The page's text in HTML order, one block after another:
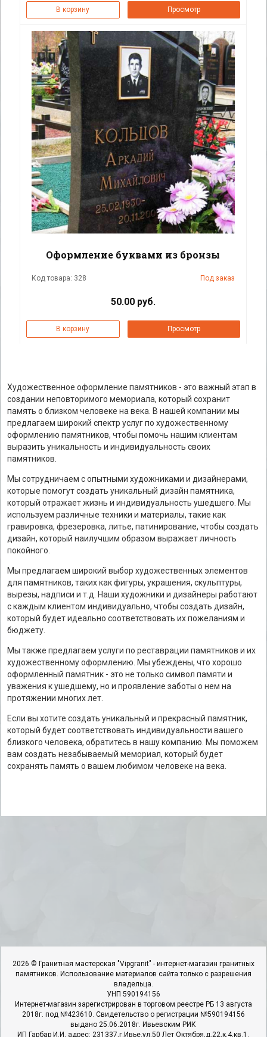
В корзину Просмотр
Оформление буквами из бронзы
Код товара: 328 Под заказ
50.00 руб.
В корзину Просмотр
Художественное оформление памятников - это важный этап в
создании неповторимого мемориала, который сохранит
память о близком человеке на века. В нашей компании мы
предлагаем широкий спектр услуг по художественному
оформлению памятников, чтобы помочь нашим клиентам
выразить уникальность и индивидуальность своих
памятников.
Мы сотрудничаем с опытными художниками и дизайнерами,
которые помогут создать уникальный дизайн памятника,
который отражает жизнь и индивидуальность ушедшего. Мы
используем различные техники и материалы, такие как
гравировка, фрезеровка, литье, патинирование, чтобы создать
дизайн, который наилучшим образом выражает личность
покойного.
Мы предлагаем широкий выбор художественных элементов
для памятников, таких как фигуры, украшения, скульптуры,
вырезы, надписи и т.д. Наши художники и дизайнеры работают
с каждым клиентом индивидуально, чтобы создать дизайн,
который будет идеально соответствовать их пожеланиям и
бюджету.
Мы также предлагаем услуги по реставрации памятников и их
художественному оформлению. Мы убеждены, что хорошо
оформленный памятник - это не только символ памяти и
уважения к ушедшему, но и проявление заботы о нем на
протяжении многих лет.
Если вы хотите создать уникальный и прекрасный памятник,
который будет соответствовать индивидуальности вашего
близкого человека, обратитесь в нашу компанию. Мы поможем
вам создать незабываемый мемориал, который будет
сохранять память о вашем любимом человеке на века.
2026 © Гранитная мастерская "Vipgranit" - интернет-магазин гранитных
памятников. Использование материалов сайта только с разрешения
владельца.
УНП 590194156
Интернет-магазин зарегистрирован в торговом реестре РБ 13 августа
2018г. под №423610. Свидетельство о регистрации №590194156
выдано 25.06.2018г. Ивьевским РИК
ИП Гарбар И.И, адрес: 231337,г.Ивье.ул.50 Лет Октября,д.22,к.4,кв.1.